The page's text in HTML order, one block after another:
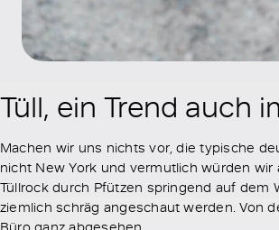
Tüll, ein Trend auch
Machen wir uns nichts vor, die typische
nicht New York und vermutlich würden wir
Tüllrock durch Pfützen springend auf dem
ziemlich schräg angeschaut werden. Von